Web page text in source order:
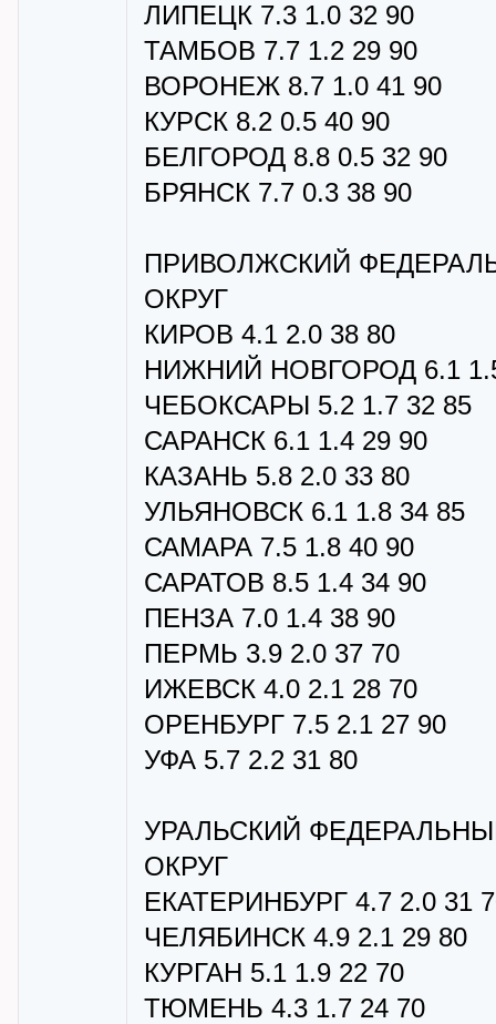
ЛИПЕЦК 7.3 1.0 32 90
ТАМБОВ 7.7 1.2 29 90
ВОРОНЕЖ 8.7 1.0 41 90
КУРСК 8.2 0.5 40 90
БЕЛГОРОД 8.8 0.5 32 90
БРЯНСК 7.7 0.3 38 90
ПРИВОЛЖСКИЙ
ОКРУГ
КИРОВ 4.1 2.0 38 80
НИЖНИЙ НОВГОРОД 6.1
ЧЕБОКСАРЫ 5.2 1.7 32 85
САРАНСК 6.1 1.4 29 90
КАЗАНЬ 5.8 2.0 33 80
УЛЬЯНОВСК 6.1 1.8 34 85
САМАРА 7.5 1.8 40 90
САРАТОВ 8.5 1.4 34 90
ПЕНЗА 7.0 1.4 38 90
ПЕРМЬ 3.9 2.0 37 70
ИЖЕВСК 4.0 2.1 28 70
ОРЕНБУРГ 7.5 2.1 27 90
УФА 5.7 2.2 31 80
УРАЛЬСКИЙ
ОКРУГ
ЕКАТЕРИНБУРГ 4.7 2.0 31
ЧЕЛЯБИНСК 4.9 2.1 29 80
КУРГАН 5.1 1.9 22 70
ТЮМЕНЬ 4.3 1.7 24 70